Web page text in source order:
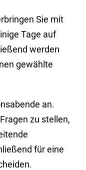
Sie mit
Tage auf
werden
gewählte
an.
zu stellen,
für eine